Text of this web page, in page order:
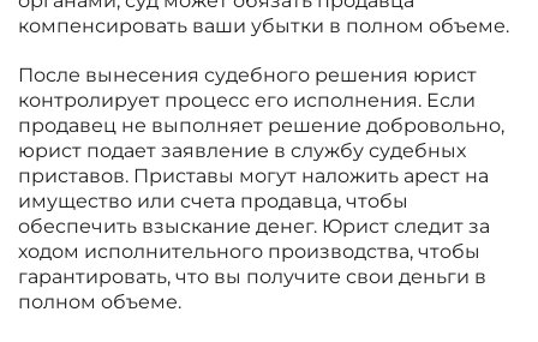
компенсировать ваши убытки в полном объеме.
После вынесения судебного решения юрист
контролирует процесс его исполнения. Если
продавец не выполняет решение добровольно,
юрист подает заявление в службу судебных
приставов. Приставы могут наложить арест на
имущество или счета продавца, чтобы
обеспечить взыскание денег. Юрист следит за
ходом исполнительного производства, чтобы
гарантировать, что вы получите свои деньги в
полном объеме.